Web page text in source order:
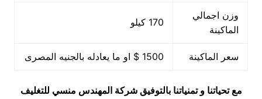
وزن اجمالي
الماكينة
170 كيلو
سعر الماكينة 1500 $ او ما يعادله بالجنيه المصرى
مع تحياتنا و تمنياتنا بالتوفيق شركة المهندس منسي للتغليف